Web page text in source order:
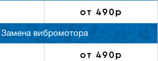
от 490р
Замена вибромотора
от 490р